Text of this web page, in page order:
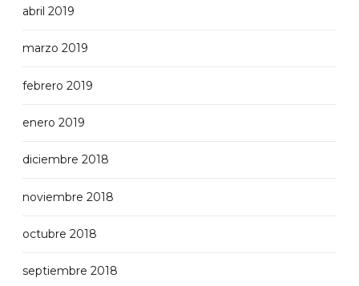
abril 2019
marzo 2019
febrero 2019
enero 2019
diciembre 2018
noviembre 2018
octubre 2018
septiembre 2018